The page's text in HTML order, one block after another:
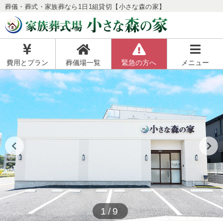
葬儀・葬式・家族葬なら1日1組貸切【小さな森の家】
費用とプラン 葬儀場一覧 緊急の方へ メニュー
1/9